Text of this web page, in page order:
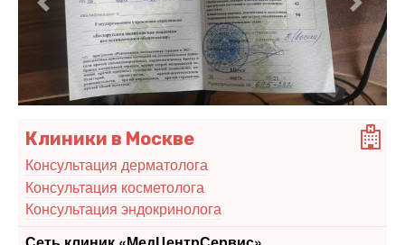
Предыдущий
Клиники в Москве
Консультация дерматолога
Консультация косметолога
Консультация эндокринолога